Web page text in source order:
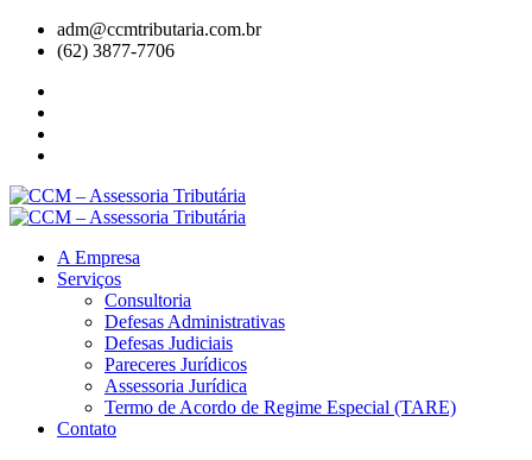
adm@ccmtributaria.com.br
(62) 3877-7706
A Empresa
Serviços
Consultoria
Defesas Administrativas
Defesas Judiciais
Pareceres Jurídicos
Assessoria Jurídica
Termo de Acordo de Regime Especial (TARE)
Contato